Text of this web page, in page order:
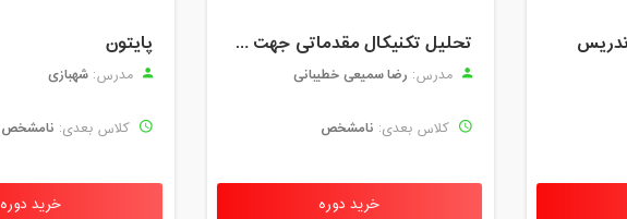
تدریس تحلیل تکنیکال مقدماتی جهت ورود به بازار های مالی (رمز ارز و فارکس )
مدرس: رضا سمیعی خطیبانی
کلاس بعدی: نامشخص
خرید دوره
پایتون
مدرس: شهبازی
کلاس بعدی: نامشخص
خرید دوره